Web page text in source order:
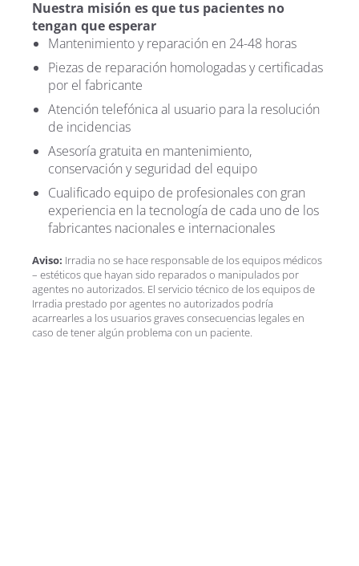
Nuestra misión es que tus pacientes no
tengan que esperar
Mantenimiento y reparación en 24-48 horas
Piezas de reparación homologadas y certificadas
por el fabricante
Atención telefónica al usuario para la resolución
de incidencias
Asesoría gratuita en mantenimiento,
conservación y seguridad del equipo
Cualificado equipo de profesionales con gran
experiencia en la tecnología de cada uno de los
fabricantes nacionales e internacionales
Aviso: Irradia no se hace responsable de los equipos médicos
– estéticos que hayan sido reparados o manipulados por
agentes no autorizados. El servicio técnico de los equipos de
Irradia prestado por agentes no autorizados podría
acarrearles a los usuarios graves consecuencias legales en
caso de tener algún problema con un paciente.